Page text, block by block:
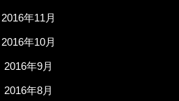
2016年11月
2016年10月
2016年9月
2016年8月